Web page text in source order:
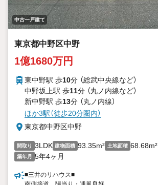
中古一戸建て
東京都中野区中野
1億1680万円
東中野駅 歩10分 （総武中央線など）
中野坂上駅 歩11分 （丸ノ内線など）
新中野駅 歩13分 （丸ノ内線）
ほか3駅（徒歩20分圏内）
東京都中野区中野
間取り 3LDK 建物面積 93.35m² 土地面積 68.68m²
築年月 5年4ヶ月
■三井のリハウス■